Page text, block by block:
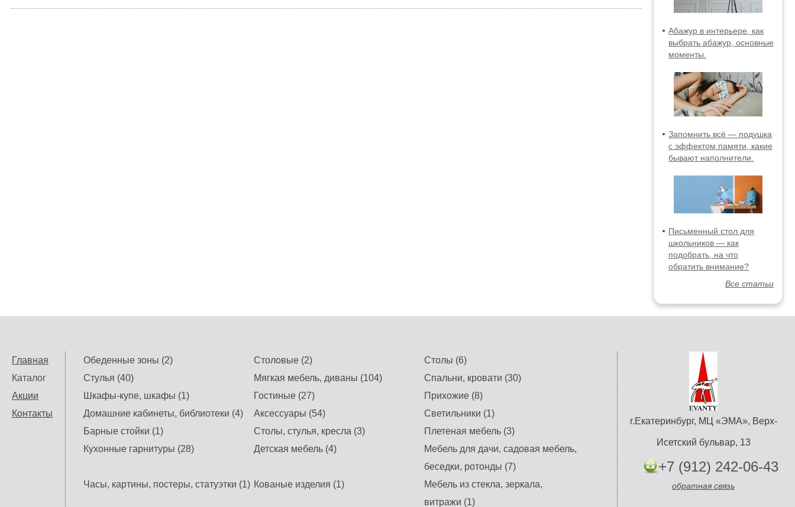
Абажур в интерьере, как
выбрать абажур, основные
моменты.
Запомнить всё — подушка
с эффектом памяти, какие
бывают наполнители.
Письменный стол для
школьников — как
подобрать, на что
обратить внимание?
Все статьи
Главная
Каталог
Акции
Контакты
г.Екатеринбург, МЦ «ЭМА», Верх-
Исетский бульвар, 13
+7 (912) 242-06-43
обратная связь
Обеденные зоны (2) Столовые (2)
Столы (6)
Стулья (40)
Мягкая мебель, диваны (104)
Спальни, кровати (30)
Шкафы-купе, шкафы (1)
Гостиные (27)
Прихожие (8)
Домашние кабинеты, библиотеки (4)
Аксессуары (54)
Светильники (1)
Барные стойки (1)
Столы, стулья, кресла (3)
Плетеная мебель (3)
Кухонные гарнитуры (28)
Детская мебель (4)
Мебель для дачи, садовая мебель,
беседки, ротонды (7)
Часы, картины, постеры, статуэтки (1) Кованые изделия (1)
Мебель из стекла, зеркала,
витражи (1)